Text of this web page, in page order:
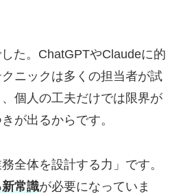
た。ChatGPTやClaudeに的
ニックは多くの担当者が試
個人の工夫だけでは限界が
が出るからです。
全体を設計する力」です。
常識が必要になっていま